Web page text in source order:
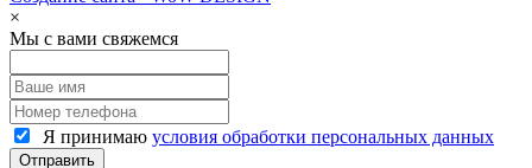
×
Мы с вами свяжемся
Я принимаю условия обработки персональных данных